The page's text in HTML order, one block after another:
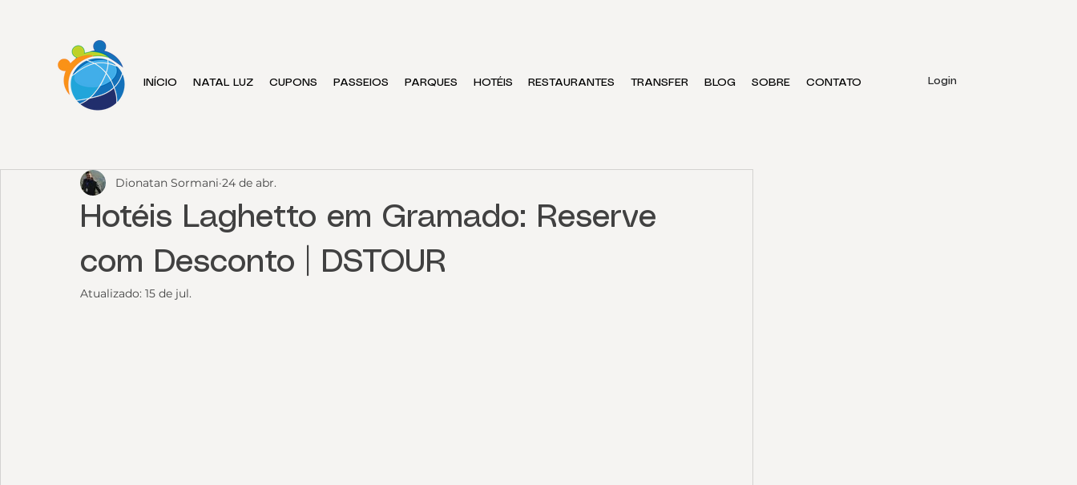
INÍCIO NATAL LUZ CUPONS PASSEIOS PARQUES HOTÉIS RESTAURANTES TRANSFER BLOG SOBRE CONTATO Login
Hotéis Laghetto em Gramado: Reserve
com Desconto | DSTOUR
Dionatan Sormani 24 de abr.
Atualizado: 15 de jul.